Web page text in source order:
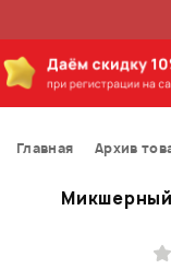
Главная Архив
Микшерный